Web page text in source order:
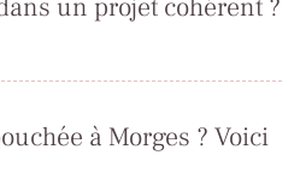
un projet cohérent ?
à Morges ? Voici